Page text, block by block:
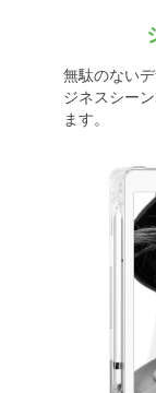
無駄のない
ジネスシー
ます。